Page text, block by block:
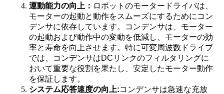
運動能力の向上： ロボットのモータードライバは、
モーターの起動と動作をスムーズにするためにコン
デンサに依存しています。コンデンサは、モーター
の起動および動作中の変動を低減し、モーターの効
率と寿命を向上させます。特に可変周波数ドライブ
では、コンデンサはDCリンクのフィルタリングに
おいて重要な役割を果たし、安定したモーター動作
を保証します。
システム応答速度の向上:コンデンサは急速な充放